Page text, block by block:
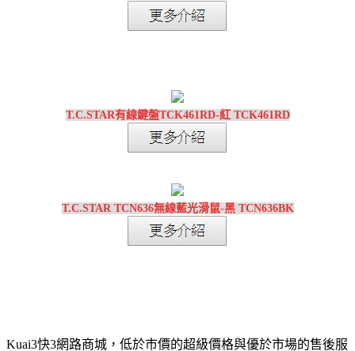
T.C.STAR有線鍵盤TCK461RD-紅 TCK461RD
T.C.STAR TCN636無線藍光滑鼠-黑 TCN636BK
Kuai3快3網路商城，低於市價的超級價格與優於市場的售後服